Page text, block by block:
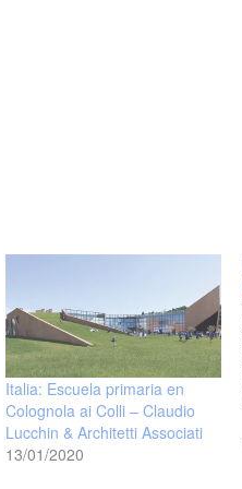
Italia: Escuela primaria en
Colognola ai Colli – Claudio
Lucchin & Architetti Associati
13/01/2020